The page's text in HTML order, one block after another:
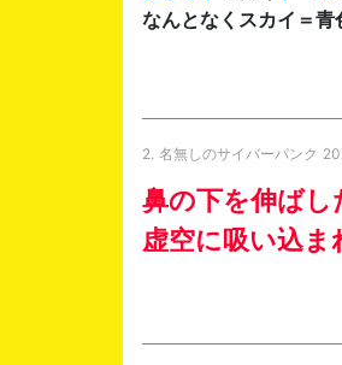
なんとなくスカイ＝青
2. 名無しのサイバーパンク
鼻の下を伸ばし
虚空に吸い込ま